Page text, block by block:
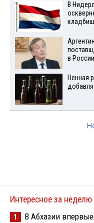
В
в России
Пенная
Интересное за неделю
1
В Абхазии